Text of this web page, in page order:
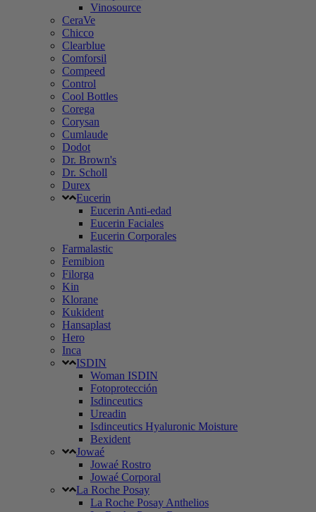
Vinosource
CeraVe
Chicco
Clearblue
Comforsil
Compeed
Control
Cool Bottles
Corega
Corysan
Cumlaude
Dodot
Dr. Brown's
Dr. Scholl
Durex
Eucerin
Eucerin Anti-edad
Eucerin Faciales
Eucerin Corporales
Farmalastic
Femibion
Filorga
Kin
Klorane
Kukident
Hansaplast
Hero
Inca
ISDIN
Woman ISDIN
Fotoprotección
Isdinceutics
Ureadin
Isdinceutics Hyaluronic Moisture
Bexident
Jowaé
Jowaé Rostro
Jowaé Corporal
La Roche Posay
La Roche Posay Anthelios